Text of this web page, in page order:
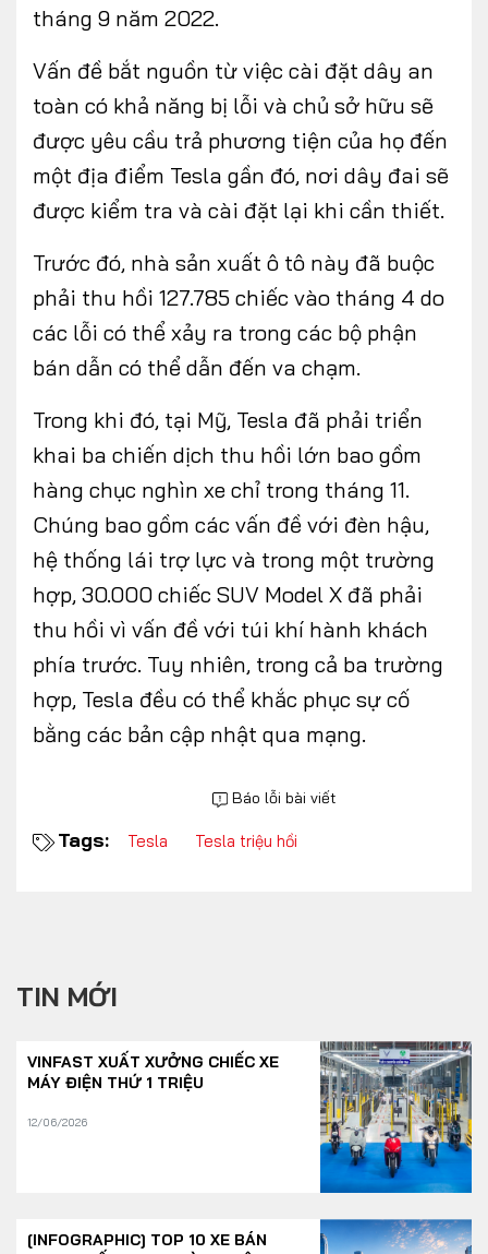
tháng 9 năm 2022.
Vấn đề bắt nguồn từ việc cài đặt dây an
toàn có khả năng bị lỗi và chủ sở hữu sẽ
được yêu cầu trả phương tiện của họ đến
một địa điểm Tesla gần đó, nơi dây đai sẽ
được kiểm tra và cài đặt lại khi cần thiết.
Trước đó, nhà sản xuất ô tô này đã buộc
phải thu hồi 127.785 chiếc vào tháng 4 do
các lỗi có thể xảy ra trong các bộ phận
bán dẫn có thể dẫn đến va chạm.
Trong khi đó, tại Mỹ, Tesla đã phải triển
khai ba chiến dịch thu hồi lớn bao gồm
hàng chục nghìn xe chỉ trong tháng 11.
Chúng bao gồm các vấn đề với đèn hậu,
hệ thống lái trợ lực và trong một trường
hợp, 30.000 chiếc SUV Model X đã phải
thu hồi vì vấn đề với túi khí hành khách
phía trước. Tuy nhiên, trong cả ba trường
hợp, Tesla đều có thể khắc phục sự cố
bằng các bản cập nhật qua mạng.
Báo lỗi bài viết
Tags: Tesla Tesla triệu hồi
TIN MỚI
VINFAST XUẤT XƯỞNG CHIẾC XE
MÁY ĐIỆN THỨ 1 TRIỆU
12/06/2026
[INFOGRAPHIC] TOP 10 XE BÁN